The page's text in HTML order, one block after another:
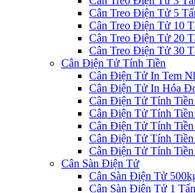
Cân Treo Điện Tử 5
Cân Treo Điện Tử 10
Cân Treo Điện Tử 20
Cân Treo Điện Tử 30
Cân Điện Tử Tính Tiền
Cân Điện Tử In Tem
Cân Điện Tử In Hóa
Cân Điện Tử Tính
Cân Điện Tử Tính
Cân Điện Tử Tính
Cân Điện Tử Tính
Cân Điện Tử Tính
Cân Sàn Điện Tử
Cân Sàn Điện Tử
Cân Sàn Điện Tử 1 Tấn